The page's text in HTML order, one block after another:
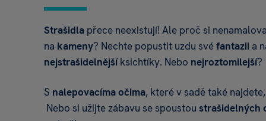
Strašidla přece neexistují! Ale proč si
na kameny? Nechte popustit uzdu svéfantazii a
nejstrašidelnějšíksichtíky. Nebo nejroztomilejší?
S nalepovacíma očima, které v sadě také
Nebo si užijte zábavu se spoustou strašidelných